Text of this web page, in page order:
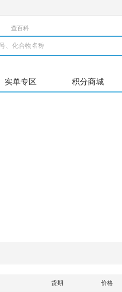
查百科
实单专区 积分商城
货期 价格